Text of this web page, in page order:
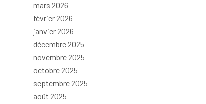
mars 2026
février 2026
janvier 2026
décembre 2025
novembre 2025
octobre 2025
septembre 2025
août 2025